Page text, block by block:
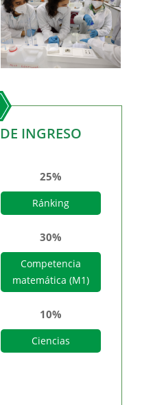
INGRESO
25%
Ránking
30%
Competencia
matemática (M1)
10%
Ciencias